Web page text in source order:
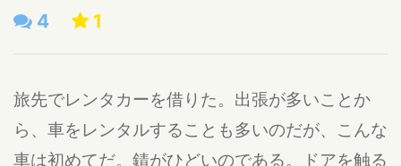
4 1
旅先でレンタカーを借りた。出張が多いことか
ら、車をレンタルすることも多いのだが、こんな
車は初めてだ。錆がひどいのである。ドアを触る